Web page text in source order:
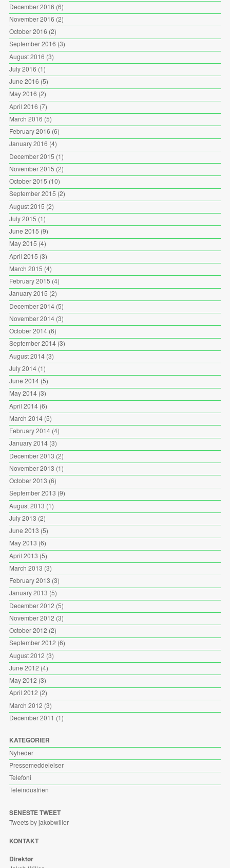
December 2016 (6)
November 2016 (2)
October 2016 (2)
September 2016 (3)
August 2016 (3)
July 2016 (1)
June 2016 (5)
May 2016 (2)
April 2016 (7)
March 2016 (5)
February 2016 (6)
January 2016 (4)
December 2015 (1)
November 2015 (2)
October 2015 (10)
September 2015 (2)
August 2015 (2)
July 2015 (1)
June 2015 (9)
May 2015 (4)
April 2015 (3)
March 2015 (4)
February 2015 (4)
January 2015 (2)
December 2014(5)
November 2014(3)
October 2014(6)
September 2014(3)
August 2014(3)
July 2014(1)
June 2014(5)
May 2014(3)
April 2014(6)
March 2014(5)
February 2014(4)
January 2014(3)
December 2013 (2)
November 2013 (1)
October 2013 (6)
September 2013 (9)
August 2013 (1)
July 2013 (2)
June 2013 (5)
May 2013 (6)
April 2013 (5)
March 2013 (3)
February 2013 (3)
January 2013 (5)
December 2012 (5)
November 2012 (3)
October 2012 (2)
September 2012 (6)
August 2012 (3)
June 2012 (4)
May 2012 (3)
April 2012 (2)
March 2012 (3)
December 2011 (1)
KATEGORIER
Nyheder
Pressemeddelelser
Telefoni
Teleindustrien
SENESTE TWEET
Tweets by jakobwiller
KONTAKT
Direktør